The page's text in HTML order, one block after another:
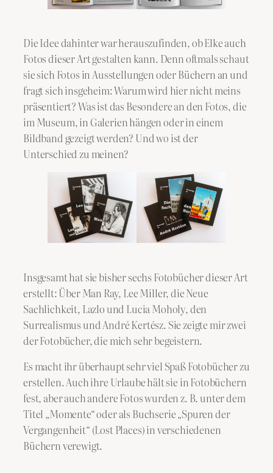
Die Idee dahinter war herauszufinden, ob Elke auch
Fotos dieser Art gestalten kann. Denn oftmals schaut
sie sich Fotos in Ausstellungen oder Büchern an und
fragt sich insgeheim: Warum wird hier nicht meins
präsentiert? Was ist das Besondere an den Fotos, die
im Museum, in Galerien hängen oder in einem
Bildband gezeigt werden? Und wo ist der
Unterschied zu meinen?
Insgesamt hat sie bisher sechs Fotobücher dieser Art
erstellt: Über Man Ray, Lee Miller, die Neue
Sachlichkeit, Lazlo und Lucia Moholy, den
Surrealismus und André Kertész. Sie zeigte mir zwei
der Fotobücher, die mich sehr begeistern.
Es macht ihr überhaupt sehr viel Spaß Fotobücher zu
erstellen. Auch ihre Urlaube hält sie in Fotobüchern
fest, aber auch andere Fotos wurden z. B. unter dem
Titel „Momente“ oder als Buchserie „Spuren der
Vergangenheit“ (Lost Places) in verschiedenen
Büchern verewigt.